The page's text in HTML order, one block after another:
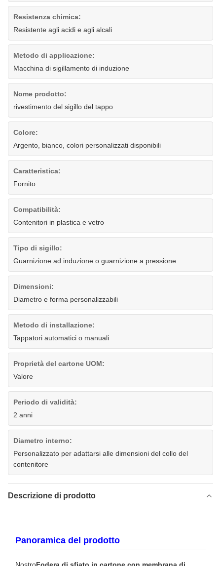
Resistenza chimica:
Resistente agli acidi e agli alcali
Metodo di applicazione:
Macchina di sigillamento di induzione
Nome prodotto:
rivestimento del sigillo del tappo
Colore:
Argento, bianco, colori personalizzati disponibili
Caratteristica:
Fornito
Compatibilità:
Contenitori in plastica e vetro
Tipo di sigillo:
Guarnizione ad induzione o guarnizione a pressione
Dimensioni:
Diametro e forma personalizzabili
Metodo di installazione:
Tappatori automatici o manuali
Proprietà del cartone UOM:
Valore
Periodo di validità:
2 anni
Diametro interno:
Personalizzato per adattarsi alle dimensioni del collo del
contenitore
Descrizione di prodotto
Panoramica del prodotto